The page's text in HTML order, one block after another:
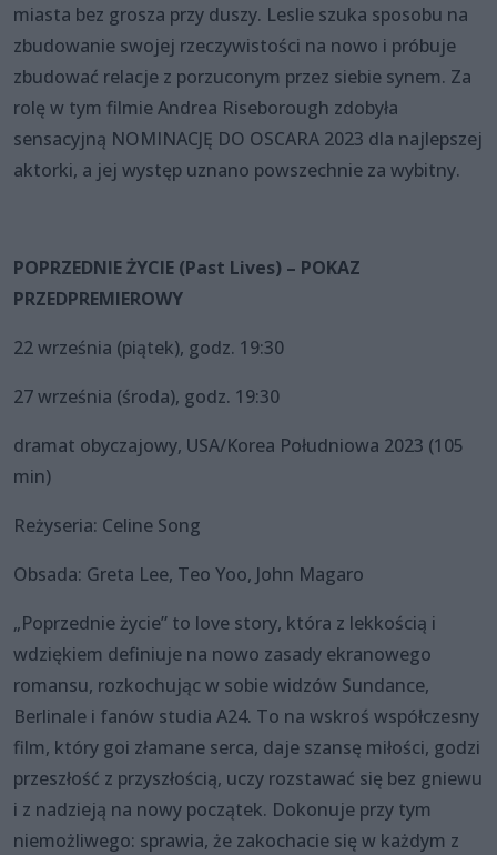
miasta bez grosza przy duszy. Leslie szuka sposobu na
zbudowanie swojej rzeczywistości na nowo i próbuje
zbudować relacje z porzuconym przez siebie synem. Za
rolę w tym filmie Andrea Riseborough zdobyła
sensacyjną NOMINACJĘ DO OSCARA 2023 dla najlepszej
aktorki, a jej występ uznano powszechnie za wybitny.
POPRZEDNIE ŻYCIE (Past Lives) – POKAZ
PRZEDPREMIEROWY
22 września (piątek), godz. 19:30
27 września (środa), godz. 19:30
dramat obyczajowy, USA/Korea Południowa 2023 (105
min)
Reżyseria: Celine Song
Obsada: Greta Lee, Teo Yoo, John Magaro
„Poprzednie życie” to love story, która z lekkością i
wdziękiem definiuje na nowo zasady ekranowego
romansu, rozkochując w sobie widzów Sundance,
Berlinale i fanów studia A24. To na wskroś współczesny
film, który goi złamane serca, daje szansę miłości, godzi
przeszłość z przyszłością, uczy rozstawać się bez gniewu
i z nadzieją na nowy początek. Dokonuje przy tym
niemożliwego: sprawia, że zakochacie się w każdym z